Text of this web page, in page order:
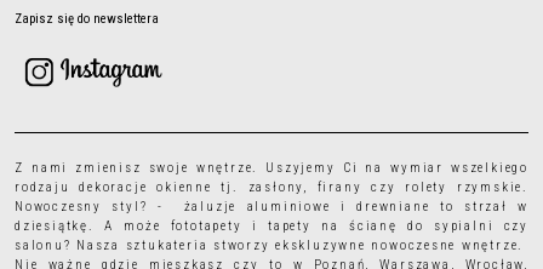
Zapisz się do newslettera
Z nami zmienisz swoje wnętrze. Uszyjemy Ci na wymiar wszelkiego
rodzajudekoracje okienne tj. zasłony, firany czy rolety rzymskie.
Nowoczesny styl? - żaluzje aluminiowe i drewniane to strzał w
dziesiątkę. A może fototapety i tapety
na ścianę do sypialni czy
salonu? Nasza sztukateria stworzy ekskluzywne nowoczesne wnętrze.
Nie ważne gdzie mieszkasz czy to w Poznań, Warszawa, Wrocław,